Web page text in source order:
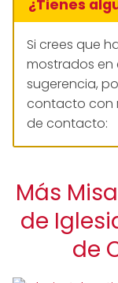
¿Tienes
Si crees que
mostrados en
sugerencia,
contacto con
de contacto:
Más
de
de